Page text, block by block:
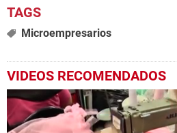
Microempresarios
VIDEOS RECOMENDADOS